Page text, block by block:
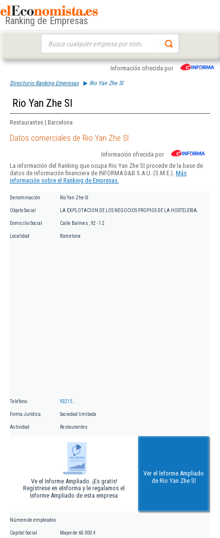
Ranking de Empresas
Información ofrecida por
Directorio Ranking Empresas Rio Yan Zhe Sl
Rio Yan Zhe Sl
Restaurantes | Barcelona
Datos comerciales de Rio Yan Zhe Sl
Información ofrecida por
La información del Ranking que ocupa Rio Yan Zhe Sl procede de la base de
datos de información financiera de INFORMA D&B S.A.U. (S.M.E.). Más
información sobre el Ranking de Empresas.
Denominación Rio Yan Zhe Sl
Objeto Social LA EXPLOTACION DE LOS NEGOCIOS PROPIOS DE LA HOSTELERIA.
Domicilio Social Calle Balmes , 92 - 1 2
Localidad Barcelona
Teléfono 93215...
Forma Jurídica Sociedad limitada
Actividad Restaurantes
Ve el Informe Ampliado. ¡Es gratis!
Regístrese en eInforma y le regalamos el
Informe Ampliado de esta empresa
Ver el Informe Ampliado
de Rio Yan Zhe Sl
Número de empleados
Capital Social Mayor de 60.000 €